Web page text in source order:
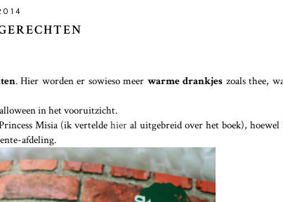
. Hier worden er sowieso meer warme drankjes zoals thee,
in het vooruitzicht.
Misia (ik verteldehier al uitgebreid over het boek), hoewel
afdeling.